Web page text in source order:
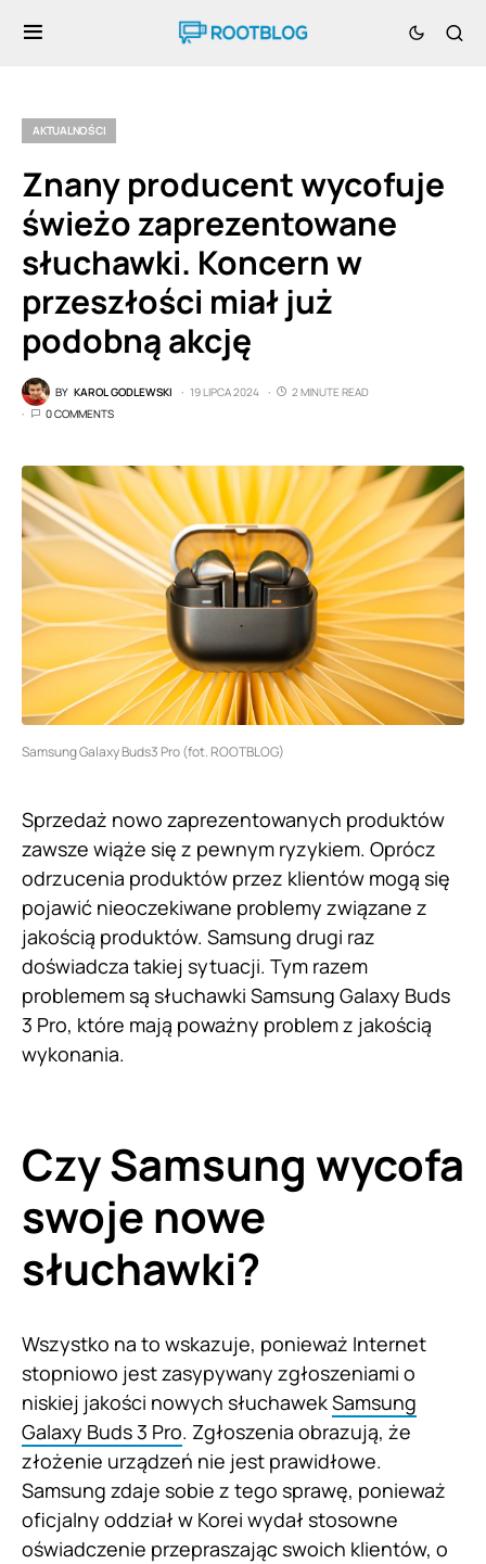
AKTUALNOŚCI
Znany producent wycofuje
świeżo zaprezentowane
słuchawki. Koncern w
przeszłości miał już
podobną akcję
BY KAROL GODLEWSKI 19 LIPCA 2024
2 MINUTE READ
0 COMMENTS
Samsung Galaxy Buds3 Pro (fot. ROOTBLOG)
Sprzedaż nowo zaprezentowanych produktów
zawsze wiąże się z pewnym ryzykiem. Oprócz
odrzucenia produktów przez klientów mogą się
pojawić nieoczekiwane problemy związane z
jakością produktów. Samsung drugi raz
doświadcza takiej sytuacji. Tym razem
problemem są słuchawki Samsung Galaxy Buds
3 Pro, które mają poważny problem z jakością
wykonania.
Czy Samsung wycofa
swoje nowe
słuchawki?
Wszystko na to wskazuje, ponieważ Internet
stopniowo jest zasypywany zgłoszeniami o
niskiej jakości nowych słuchawekSamsung
Galaxy Buds 3 Pro. Zgłoszenia obrazują, że
złożenie urządzeń nie jest prawidłowe.
Samsung zdaje sobie z tego sprawę, ponieważ
oficjalny oddział w Korei wydał stosowne
oświadczenie przepraszając swoich klientów, o